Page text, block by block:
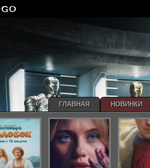
ГЛАВНАЯ НОВИНКИ